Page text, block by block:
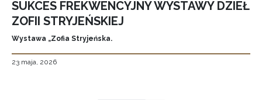
SUKCES FREKWENCYJNY WYSTAWY DZIEŁ
ZOFII STRYJEŃSKIEJ
Wystawa „Zofia Stryjeńska.
23 maja, 2026